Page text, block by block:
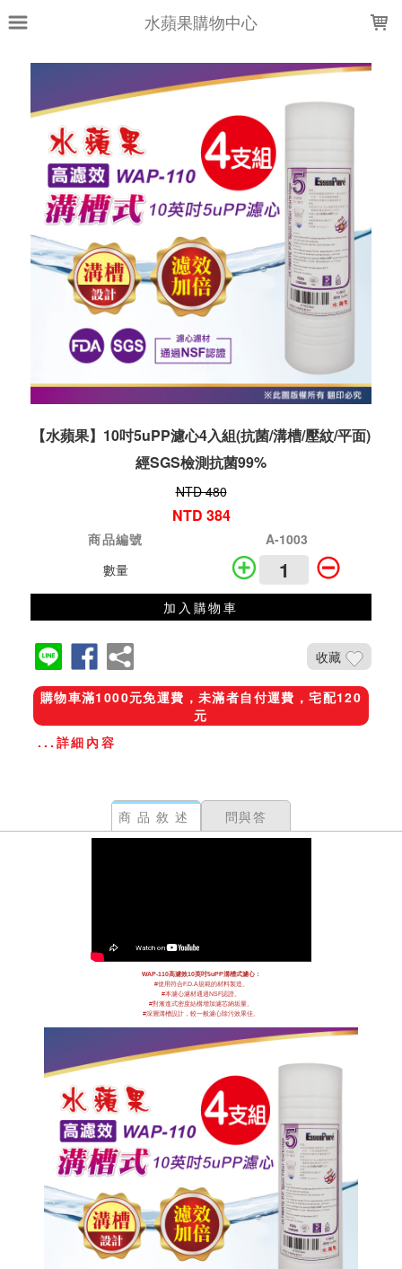
水蘋果購物中心
【水蘋果】10吋5uPP濾心4入組(抗菌/溝槽/壓紋/平面)
經SGS檢測抗菌99%
NTD 480
NTD 384
商品編號
A-1003
數量
加入購物車
收藏
購物車滿1000元免運費，未滿者自付運費，宅配120
元
...詳細內容
商品敘述 問與答